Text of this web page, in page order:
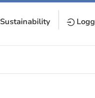
Sustainability